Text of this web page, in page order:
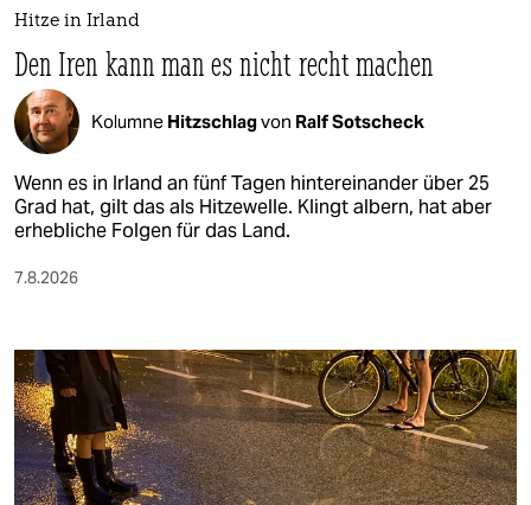
Hitze in Irland
Den Iren kann man es nicht recht machen
Kolumne Hitzschlagvon Ralf Sotscheck
Wenn es in Irland an fünf Tagen hintereinander über 25
Grad hat, gilt das als Hitzewelle. Klingt albern, hat aber
erhebliche Folgen für das Land.
7.8.2026